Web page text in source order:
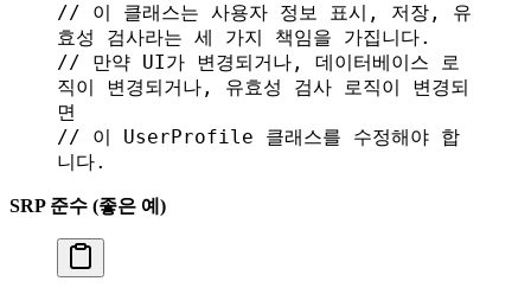
// 이 클래스는 사용자 정보 표시, 저장, 유
효성 검사라는 세 가지 책임을 가집니다.
// 만약 UI가 변경되거나, 데이터베이스 로
직이 변경되거나, 유효성 검사 로직이 변경되
면
// 이 UserProfile 클래스를 수정해야 합
니다.
SRP 준수 (좋은 예)